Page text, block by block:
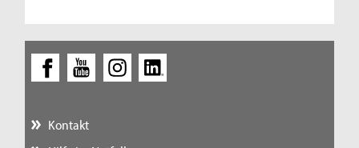
Kontakt